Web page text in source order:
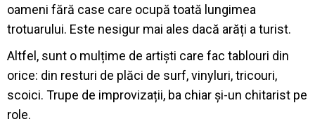
oameni fără case care ocupă toată lungimea
trotuarului. Este nesigur mai ales dacă arăți a turist.
Altfel, sunt o mulțime de artiști care fac tablouri din
orice: din resturi de plăci de surf, vinyluri, tricouri,
scoici. Trupe de improvizații, ba chiar și-un chitarist pe
role.